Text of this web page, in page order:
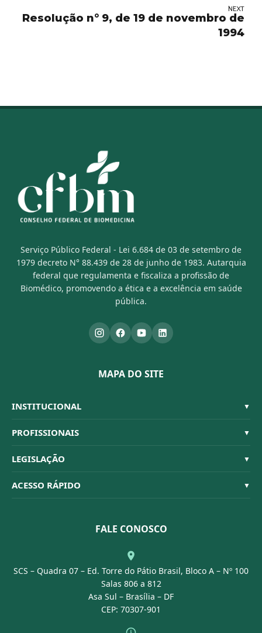
NEXT
Resolução n° 9, de 19 de novembro de
1994
Serviço Público Federal - Lei 6.684 de 03 de setembro de
1979 decreto N° 88.439 de 28 de junho de 1983. Autarquia
federal que regulamenta e fiscaliza a profissão de
Biomédico, promovendo a ética e a excelência em saúde
pública.
MAPA DO SITE
INSTITUCIONAL ▼
Sistema CFBM
Quem Somos
Organograma
Conselheiros
PROFISSIONAIS ▼
Habilitações
Código de Ética
Dúvidas Frequentes
LEGISLAÇÃO ▼
Resoluções
ACESSO RÁPIDO ▼
Portal Transparência
FALE CONOSCO
SCS – Quadra 07 – Ed. Torre do Pátio Brasil, Bloco A – Nº 100
Salas 806 a 812
Asa Sul – Brasília – DF
CEP: 70307-901